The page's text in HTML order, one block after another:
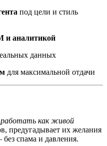
под цели и стиль
и аналитикой
данных
для максимальной отдачи
работать как живой
предугадывает их желания
спама и давления.